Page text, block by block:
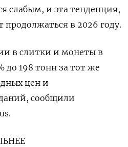
слабым, и эта тенденция,
продолжаться в 2026 году.
в слитки и монеты в
до 198 тонн за тот же
цен и
сообщили